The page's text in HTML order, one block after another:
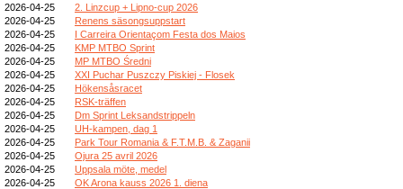
2026-04-25
2. Linzcup + Lipno-cup 2026
2026-04-25
Renens säsongsuppstart
2026-04-25
I Carreira Orientaçom Festa dos Maios
2026-04-25
KMP MTBO Sprint
2026-04-25
MP MTBO Średni
2026-04-25
XXI Puchar Puszczy Piskiej - Flosek
2026-04-25
Hökensåsracet
2026-04-25
RSK-träffen
2026-04-25
Dm Sprint Leksandstrippeln
2026-04-25
UH-kampen, dag 1
2026-04-25
Park Tour Romania & F.T.M.B. & Zaganii
2026-04-25
Ojura 25 avril 2026
2026-04-25
Uppsala möte, medel
2026-04-25
OK Arona kauss 2026 1. diena